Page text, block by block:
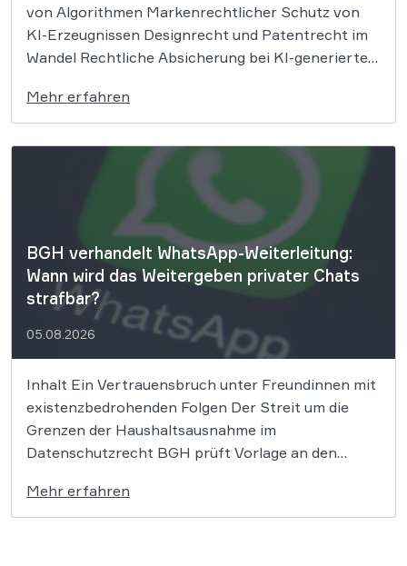
von Algorithmen Markenrechtlicher Schutz von
KI-Erzeugnissen Designrecht und Patentrecht im
Wandel Rechtliche Absicherung bei KI-generierten
nutzen immer häufiger künstliche Intelligenz, um
Bildmaterial, Grafiken und Logos zu erstellen. Doch
während KI-Tools wie Midjourney, DALL-E oder
Stable Diffusion in […]
Mehr erfahren
BGH verhandelt WhatsApp-Weiterleitung:
Wann wird das Weitergeben privater Chats
strafbar?
05.08.2026
Inhalt Ein Vertrauensbruch unter Freundinnen mit
existenzbedrohenden Folgen Der Streit um die
Grenzen der Haushaltsausnahme im
Datenschutzrecht BGH prüft Vorlage an den
beim Weiterleiten von WhatsApp-Nachrichten?
Wir setzen uns für dein Recht auf Privatsphäre ein
Mehr erfahren